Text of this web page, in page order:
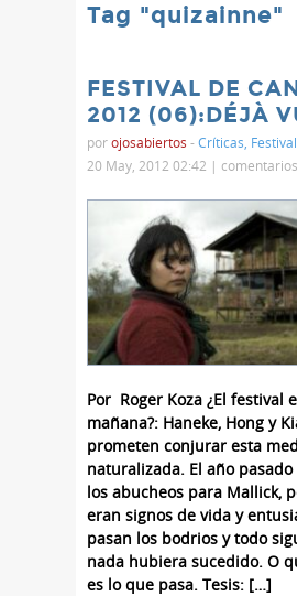
Tag "quizainne"
FESTIVAL DE
2012 (06):DÉJÀ
porojosabiertos -Críticas
20 May, 2012 02:42 | comentarios
Por Roger Koza ¿El festival
mañana?: Haneke, Hong y
prometen conjurar esta
naturalizada. El año
los abucheos para Mallick,
eran signos de vida y
pasan los bodrios y todo
nada hubiera sucedido. O
es lo que pasa. Tesis: […]